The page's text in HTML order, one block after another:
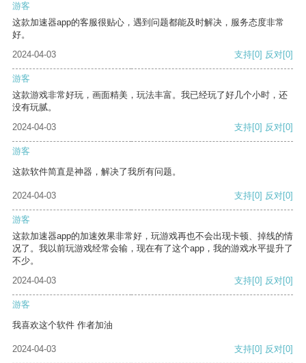
游客
这款加速器app的客服很贴心，遇到问题都能及时解决，服务态度非常
好。
2024-04-03
支持[0] 反对[0]
游客
这款游戏非常好玩，画面精美，玩法丰富。我已经玩了好几个小时，还
没有玩腻。
2024-04-03
支持[0] 反对[0]
游客
这款软件简直是神器，解决了我所有问题。
2024-04-03 支持[0] 反对[0]
游客
这款加速器app的加速效果非常好，玩游戏再也不会出现卡顿、掉线的情
况了。我以前玩游戏经常会输，现在有了这个app，我的游戏水平提升了
不少。
2024-04-03
支持[0] 反对[0]
游客
我喜欢这个软件 作者加油
2024-04-03 支持[0] 反对[0]